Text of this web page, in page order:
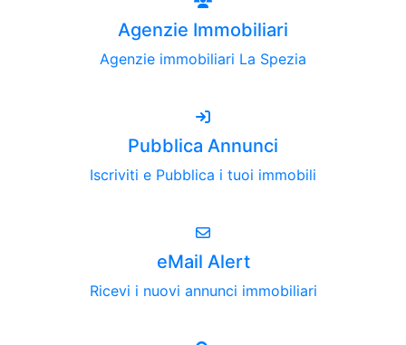
Agenzie Immobiliari
Agenzie immobiliari La Spezia
Pubblica Annunci
Iscriviti e Pubblica i tuoi immobili
eMail Alert
Ricevi i nuovi annunci immobiliari